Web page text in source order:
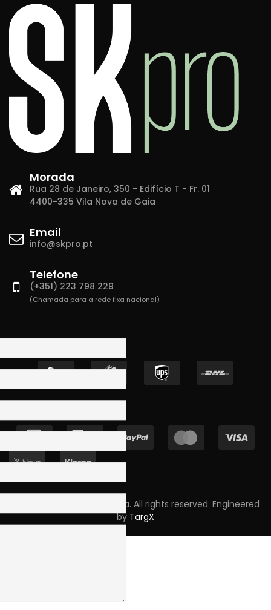
Morada
Rua 28 de Janeiro, 350 - Edifício T - Fr. 01
4400-335 Vila Nova de Gaia
Email
info@skpro.pt
Telefone
(+351) 223 798 229
(Chamada para a rede fixa nacional)
Copyright © 2023 Skpro, Lda. All rights reserved. Engineered
by TargX